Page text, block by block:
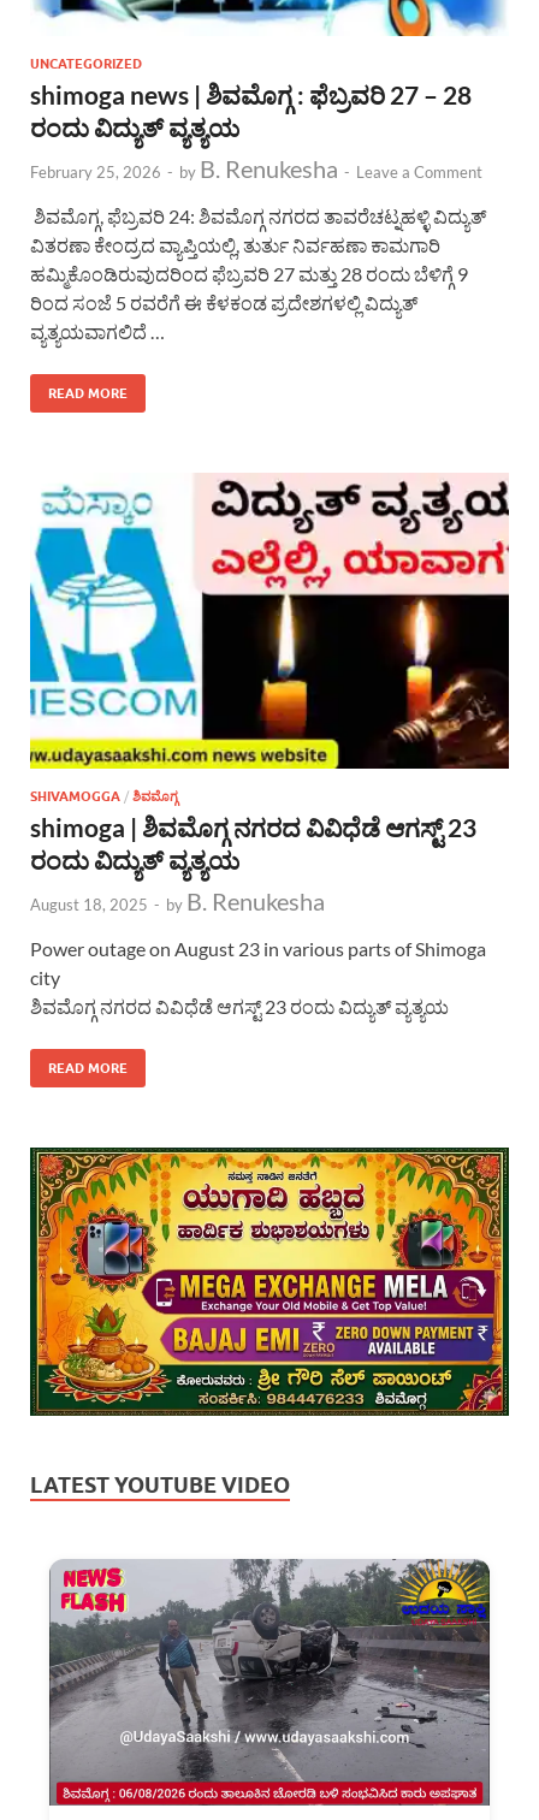
UNCATEGORIZED
shimoga news | ಶಿವಮೊಗ್ಗ : ಫೆಬ್ರವರಿ 27 – 28
ರಂದು ವಿದ್ಯುತ್ ವ್ಯತ್ಯಯ
February 25, 2026 - by B. Renukesha - Leave a Comment
ಶಿವಮೊಗ್ಗ, ಫೆಬ್ರವರಿ 24: ಶಿವಮೊಗ್ಗ ನಗರದ ತಾವರೆಚಟ್ನಹಳ್ಳಿ ವಿದ್ಯುತ್
ವಿತರಣಾ ಕೇಂದ್ರದ ವ್ಯಾಪ್ತಿಯಲ್ಲಿ, ತುರ್ತು ನಿರ್ವಹಣಾ ಕಾಮಗಾರಿ
ಹಮ್ಮಿಕೊಂಡಿರುವುದರಿಂದ ಫೆಬ್ರವರಿ 27 ಮತ್ತು 28 ರಂದು ಬೆಳಿಗ್ಗೆ 9
ರಿಂದ ಸಂಜೆ 5 ರವರೆಗೆ ಈ ಕೆಳಕಂಡ ಪ್ರದೇಶಗಳಲ್ಲಿ ವಿದ್ಯುತ್
ವ್ಯತ್ಯಯವಾಗಲಿದೆ …
READ MORE
SHIVAMOGGA / ಶಿವಮೊಗ್ಗ
shimoga | ಶಿವಮೊಗ್ಗ ನಗರದ ವಿವಿಧೆಡೆ ಆಗಸ್ಟ್ 23
ರಂದು ವಿದ್ಯುತ್ ವ್ಯತ್ಯಯ
August 18, 2025 - by B. Renukesha
Power outage on August 23 in various parts of Shimoga
city
ಶಿವಮೊಗ್ಗ ನಗರದ ವಿವಿಧೆಡೆ ಆಗಸ್ಟ್ 23 ರಂದು ವಿದ್ಯುತ್ ವ್ಯತ್ಯಯ
READ MORE
LATEST YOUTUBE VIDEO